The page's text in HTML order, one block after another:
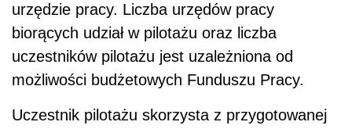
urzędzie pracy. Liczba urzędów pracy
biorących udział w pilotażu oraz liczba
uczestników pilotażu jest uzależniona od
możliwości budżetowych Funduszu Pracy.
Uczestnik pilotażu skorzysta z przygotowanej